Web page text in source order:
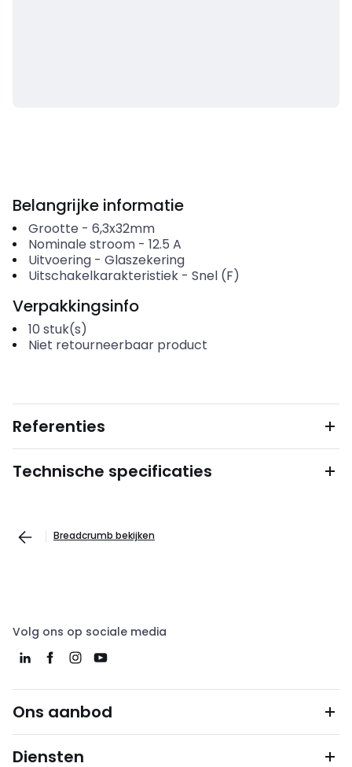
Belangrijke informatie
Grootte - 6,3x32mm
Nominale stroom- 12.5 A
Uitvoering- Glaszekering
Uitschakelkarakteristiek- Snel (F)
Verpakkingsinfo
10 stuk(s)
Niet retourneerbaar product
Referenties
Technische specificaties
Breadcrumb bekijken
Volg ons op sociale media
Ons aanbod
Diensten